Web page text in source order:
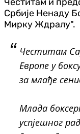
Србије Ненаду
Мирку Ждралу".
Честитам
Европе у
за млађе
Mлада
успјешног